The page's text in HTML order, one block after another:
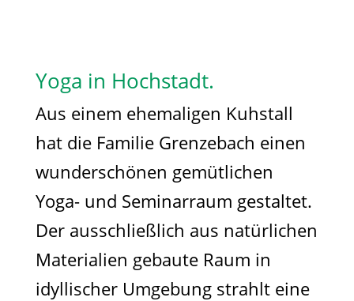
Yoga in Hochstadt.
Aus einem ehemaligen Kuhstall
hat die Familie Grenzebach einen
wunderschönen gemütlichen
Yoga- und Seminarraum gestaltet.
Der ausschließlich aus natürlichen
Materialien gebaute Raum in
idyllischer Umgebung strahlt eine